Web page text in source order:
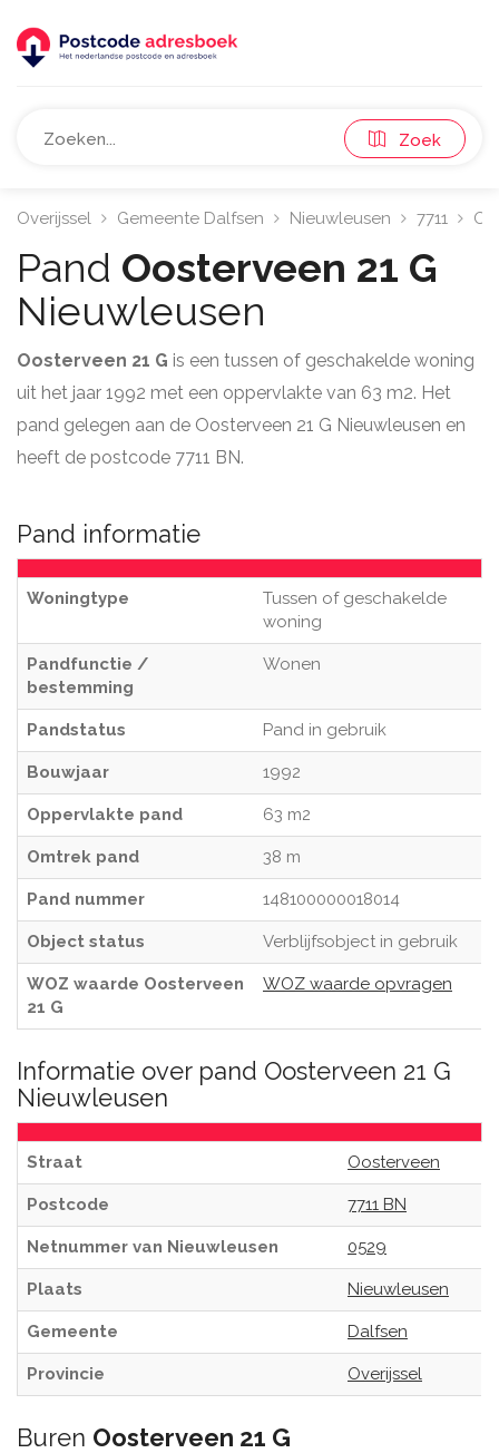
Zoek
Overijssel Gemeente Dalfsen Nieuwleusen 7711
Pand Oosterveen 21 G
Nieuwleusen
Oosterveen 21 G is een tussen of geschakelde woning
uit het jaar 1992 met een oppervlakte van 63 m2. Het
pand gelegen aan de Oosterveen 21 G Nieuwleusen en
heeft de postcode 7711 BN.
Pand informatie
Woningtype
Tussen of geschakelde
woning
Pandfunctie /
bestemming
Wonen
Pandstatus Pand in gebruik
Bouwjaar 1992
Oppervlakte pand 63 m2
Omtrek pand 38 m
Pand nummer 148100000018014
Object status Verblijfsobject in gebruik
WOZ waarde Oosterveen
21 G
WOZ waarde opvragen
Informatie over pand Oosterveen 21 G
Nieuwleusen
Straat Oosterveen
Postcode 7711 BN
Netnummer van Nieuwleusen 0529
Plaats Nieuwleusen
Gemeente Dalfsen
Provincie Overijssel
Buren Oosterveen 21 G